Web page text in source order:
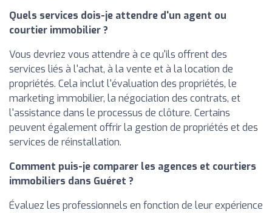
Quels services dois-je attendre d'un agent ou
courtier immobilier ?
Vous devriez vous attendre à ce qu'ils offrent des
services liés à l'achat, à la vente et à la location de
propriétés. Cela inclut l'évaluation des propriétés, le
marketing immobilier, la négociation des contrats, et
l'assistance dans le processus de clôture. Certains
peuvent également offrir la gestion de propriétés et des
services de réinstallation.
Comment puis-je comparer les agences et courtiers
immobiliers dans Guéret ?
Évaluez les professionnels en fonction de leur expérience